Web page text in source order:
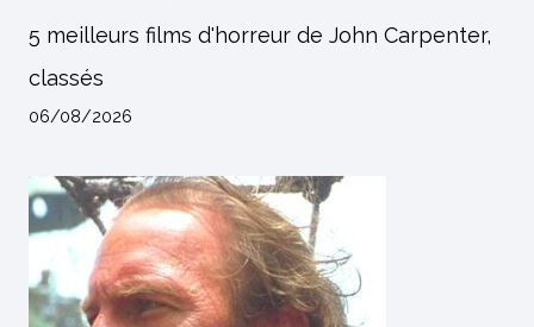
5 meilleurs films d'horreur de John Carpenter,
classés
06/08/2026